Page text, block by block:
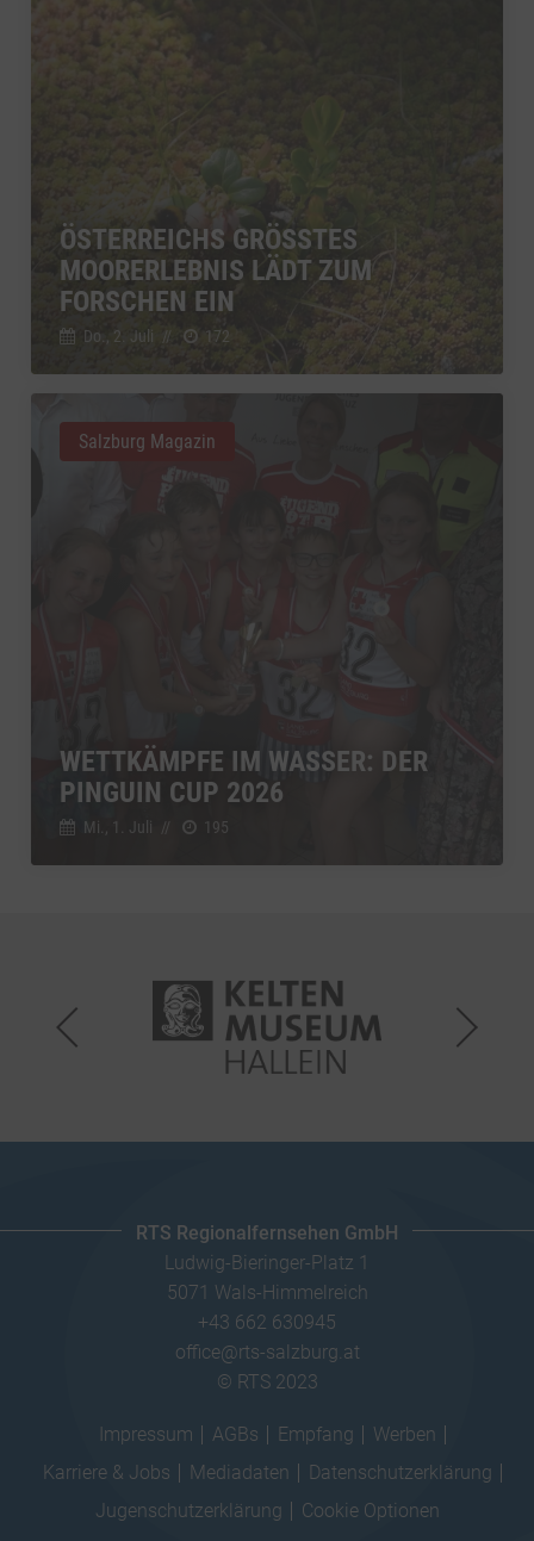
ÖSTERREICHS GRÖSSTES M
OORERLEBNIS LÄDT ZUM F
ORSCHEN EIN
Do., 2. Juli // 172
WETTKÄMPFE IM WASSER: DER
PINGUIN CUP 2026
Mi., 1. Juli // 195
Salzburg Magazin
RTS Regionalfernsehen GmbH
Ludwig-Bieringer-Platz 1
5071 Wals-Himmelreich
+43 662 630945
office@rts-salzburg.at
© RTS 2023
Impressum AGBs Empfang
Werben
Karriere & Jobs
Mediadaten
Datenschutzerklärung
Jugenschutzerklärung
Cookie Optionen